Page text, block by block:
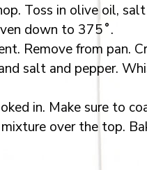
Toss in olive oil,
down to 375˚.
Remove from pan.
salt and pepper.
in. Make sure to
over the top.